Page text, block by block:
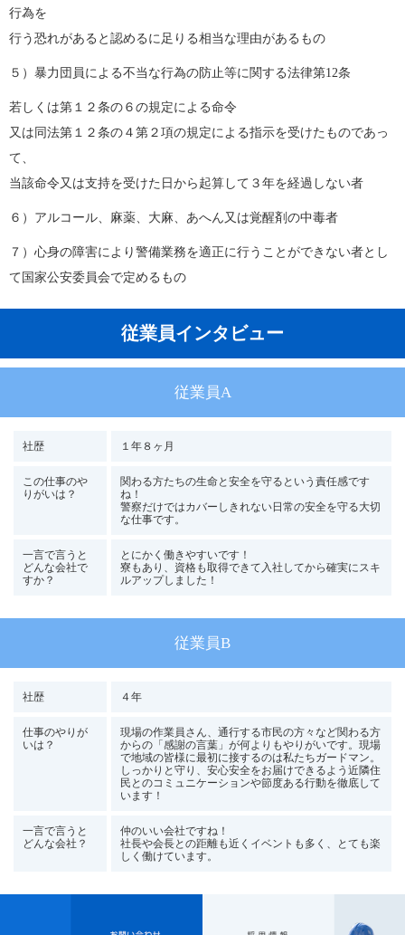
行為を
行う恐れがあると認めるに足りる相当な理由があるもの
５）暴力団員による不当な行為の防止等に関する法律第12条
若しくは第１２条の６の規定による命令
又は同法第１２条の４第２項の規定による指示を受けたものであっ
て、
当該命令又は支持を受けた日から起算して３年を経過しない者
６）アルコール、麻薬、大麻、あへん又は覚醒剤の中毒者
７）心身の障害により警備業務を適正に行うことができない者とし
て国家公安委員会で定めるもの
従業員インタビュー
従業員A
社歴 １年８ヶ月
この仕事のや
りがいは？
関わる方たちの生命と安全を守るという責任感です
ね！
警察だけではカバーしきれない日常の安全を守る大切
な仕事です。
一言で言うと
どんな会社で
すか？
とにかく働きやすいです！
寮もあり、資格も取得できて入社してから確実にスキ
ルアップしました！
従業員B
社歴 ４年
仕事のやりが
いは？
現場の作業員さん、通行する市民の方々など関わる方
からの「感謝の言葉」が何よりもやりがいです。現場
で地域の皆様に最初に接するのは私たちガードマン。
しっかりと守り、安心安全をお届けできるよう近隣住
民とのコミュニケーションや節度ある行動を徹底して
います！
一言で言うと
どんな会社？
仲のいい会社ですね！
社長や会長との距離も近くイベントも多く、とても楽
しく働けています。